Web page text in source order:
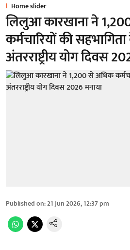
Home slider
लिलुआ कारखाना ने
कर्मचारियों की
अंतरराष्ट्रीय योग दिवस
Published on:21 Jun 2026, 12:37 pm